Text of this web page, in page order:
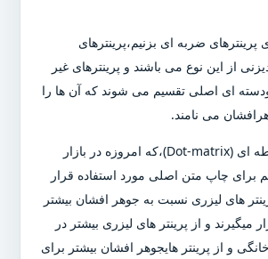
پرینترهای ضربه ای بزنیم،پرینترهای
از این نوع می باشند و پرینترهای غیر
ای اصلی تقسیم می شوند که آن ها را
می نامند.
پرینتر های ماتریس نقطه ای (Dot-matrix)،که امروزه در بازار
برای چاپ متن اصلی مورد استفاده قرار
های لیزری نسبت به جوهر افشان بیشتر
میگیرند و از پرینتر های لیزری بیشتر در
و از پرینتر هایجوهر افشان بیشتر برای